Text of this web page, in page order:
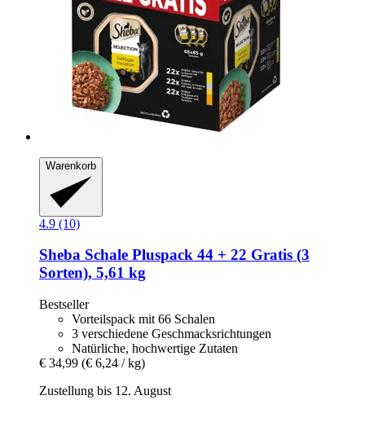
Warenkorb
4.9 (10)
Sheba Schale Pluspack 44 + 22 Gratis (3
Sorten), 5,61 kg
Bestseller
Vorteilspack mit 66 Schalen
3 verschiedene Geschmacksrichtungen
Natürliche, hochwertige Zutaten
€ 34,99 (€ 6,24 / kg)
Zustellung bis 12. August